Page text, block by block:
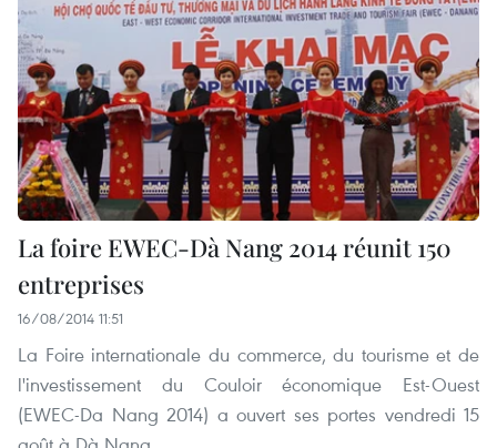
La foire EWEC-Dà Nang 2014 réunit 150
entreprises
16/08/2014 11:51
La Foire internationale du commerce, du tourisme et de
l'investissement du Couloir économique Est-Ouest
(EWEC-Da Nang 2014) a ouvert ses portes vendredi 15